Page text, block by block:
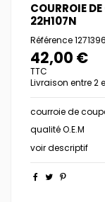
COURROIE
22H107N
Référence1271396
42,00 €
TTC
Livraison entre 2
courroie de
qualité O.E.M
voir descriptif